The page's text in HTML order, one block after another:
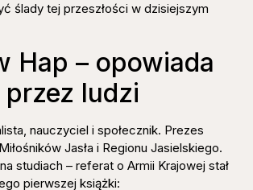
ślady tej przeszłości w dzisiejszym
Hap – opowiada
ludzi
nauczyciel i społecznik. Prezes
Jasła i Regionu Jasielskiego.
studiach – referat o Armii Krajowej stał
pierwszej książki: